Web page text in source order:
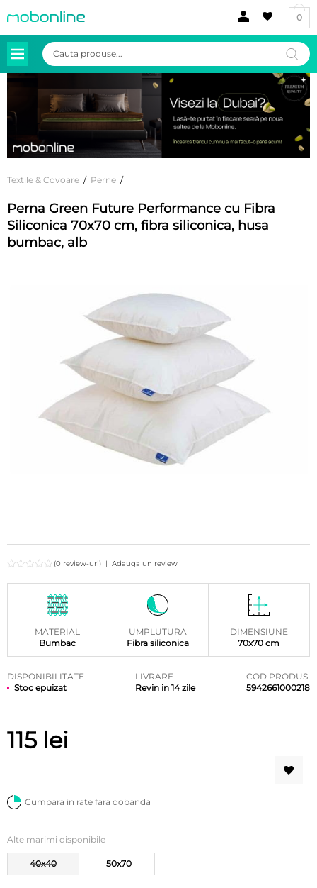
0
Products
search
Textile & Covoare / Perne /
Perna Green Future Performance cu Fibra
Siliconica 70x70 cm, fibra siliconica, husa
bumbac, alb
(0 review-uri) | Adauga un review
MATERIAL
Bumbac
UMPLUTURA
Fibra siliconica
DIMENSIUNE
70x70 cm
DISPONIBILITATE
Stoc epuizat
LIVRARE
Revin in 14 zile
COD PRODUS
5942661000218
115 lei
Cumpara in rate fara dobanda
Alte marimi disponibile
40x40 50x70